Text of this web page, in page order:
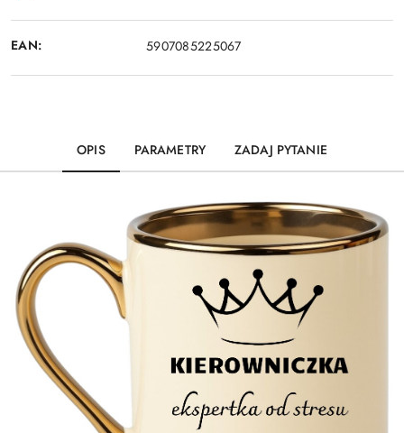
EAN: 5907085225067
OPIS PARAMETRY ZADAJ PYTANIE